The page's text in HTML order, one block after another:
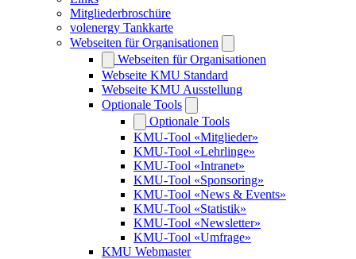
Mitgliederbroschüre
volenergy Tankkarte
Webseiten für Organisationen
Webseiten für Organisationen
Webseite KMU Standard
Webseite KMU Ausstellung
Optionale Tools
Optionale Tools
KMU-Tool «Mitglieder»
KMU-Tool «Lehrlinge»
KMU-Tool «Intranet»
KMU-Tool «Sponsoring»
KMU-Tool «News & Events»
KMU-Tool «Statistik»
KMU-Tool «Newsletter»
KMU-Tool «Umfrage»
KMU Webmaster